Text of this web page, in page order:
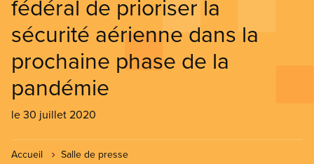
fédéral de prioriser la
sécurité aérienne dans la
prochaine phase de la
pandémie
le 30 juillet 2020
Accueil Salle de presse